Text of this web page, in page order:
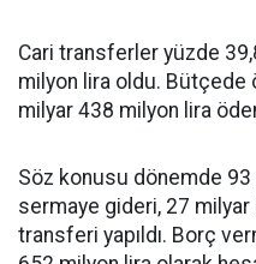
Cari transferler yüzde
milyon lira oldu. Bütçede
milyar 438 milyon lira
Söz konusu dönemde
sermaye gideri, 27
transferi yapıldı. Borç